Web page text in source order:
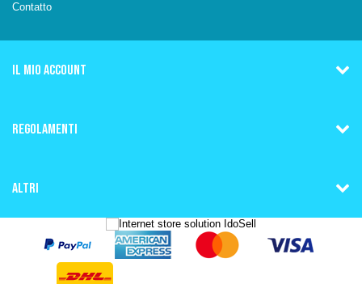
Contatto
IL MIO ACCOUNT
REGOLAMENTI
ALTRI